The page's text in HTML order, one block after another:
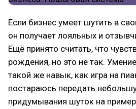
Если бизнес умеет шутить в
он получает лояльных и
Ещё принято считать, что
рождения, но это не так.
такой же навык, как игра на
постараюсь передать
придумывания шуток на